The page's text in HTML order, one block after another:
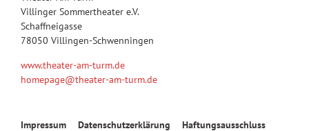
Villinger Sommertheater e.V.
Schaffneigasse
78050 Villingen-Schwenningen
www.theater-am-turm.de
homepage@theater-am-turm.de
Navigation
Impressum Datenschutzerklärung Haftungsausschluss